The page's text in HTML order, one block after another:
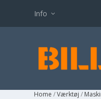
Info
Home /Værktøj /